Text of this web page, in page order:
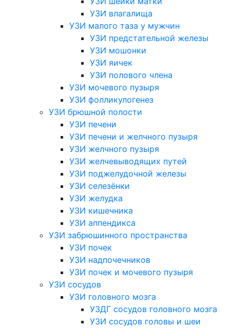
УЗИ влагалища
УЗИ малого таза у мужчин
УЗИ предстательной железы
УЗИ мошонки
УЗИ яичек
УЗИ полового члена
УЗИ мочевого пузыря
УЗИ фолликулогенез
УЗИ брюшной полости
УЗИ печени
УЗИ печени и желчного пузыря
УЗИ желчного пузыря
УЗИ желчевыводящих путей
УЗИ поджелудочной железы
УЗИ селезёнки
УЗИ желудка
УЗИ кишечника
УЗИ аппендикса
УЗИ забрюшинного пространства
УЗИ почек
УЗИ надпочечников
УЗИ почек и мочевого пузыря
УЗИ сосудов
УЗИ головного мозга
УЗДГ сосудов головного мозга
УЗИ сосудов головы и шеи